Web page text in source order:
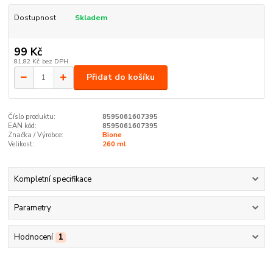
Dostupnost Skladem
99 Kč
81,82 Kč bez DPH
Přidat do košíku
Číslo produktu:
8595061607395
EAN kód:
8595061607395
Značka / Výrobce:
Bione
Velikost:
260 ml
Kompletní specifikace
Parametry
Hodnocení 1